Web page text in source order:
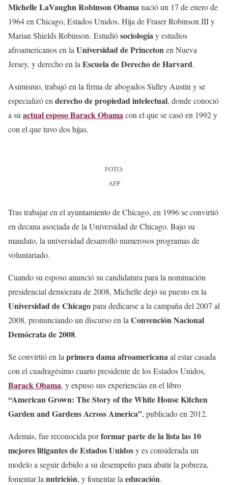
Michelle LaVaughn Robinson Obama nació un 17 de enero de
1964 en Chicago, Estados Unidos. Hija de Fraser Robinson III y
Marian Shields Robinson. Estudiósociología y estudios
afroamericanos en la Universidad de Princeton en Nueva
Jersey, y derecho en la Escuela de Derecho de Harvard.
Asimismo, trabajó en la firma de abogados Sidley Austin y se
especializó en derecho de propiedad intelectual, donde conoció
a su actual esposo Barack Obama con el que se casó en 1992 y
con el que tuvo dos hijas.
FOTO:
AFP
Tras trabajar en el ayuntamiento de Chicago, en 1996 se convirtió
en decana asociada de la Universidad de Chicago. Bajo su
mandato, la universidad desarrolló numerosos programas de
voluntariado.
Cuando su esposo anunció su candidatura para la nominación
presidencial demócrata de 2008, Michelle dejó su puesto en la
Universidad de Chicagopara dedicarse a la campaña del 2007 al
2008, pronunciando un discurso en la Convención Nacional
Demócrata de 2008.
Se convirtió en la primera dama afroamericanaal estar casada
con el cuadragésimo cuarto presidente de los Estados Unidos,
Barack Obama, y expuso sus experiencias en el libro
“American Grown: The Story of the White House Kitchen
Garden and Gardens Across America”, publicado en 2012.
Además, fue reconocida porformar parte de la lista las 10
mejores litigantes de Estados Unidosy es considerada un
modelo a seguir debido a su desempeño para abatir la pobreza,
fomentar la nutrición, y fomentar la educación.